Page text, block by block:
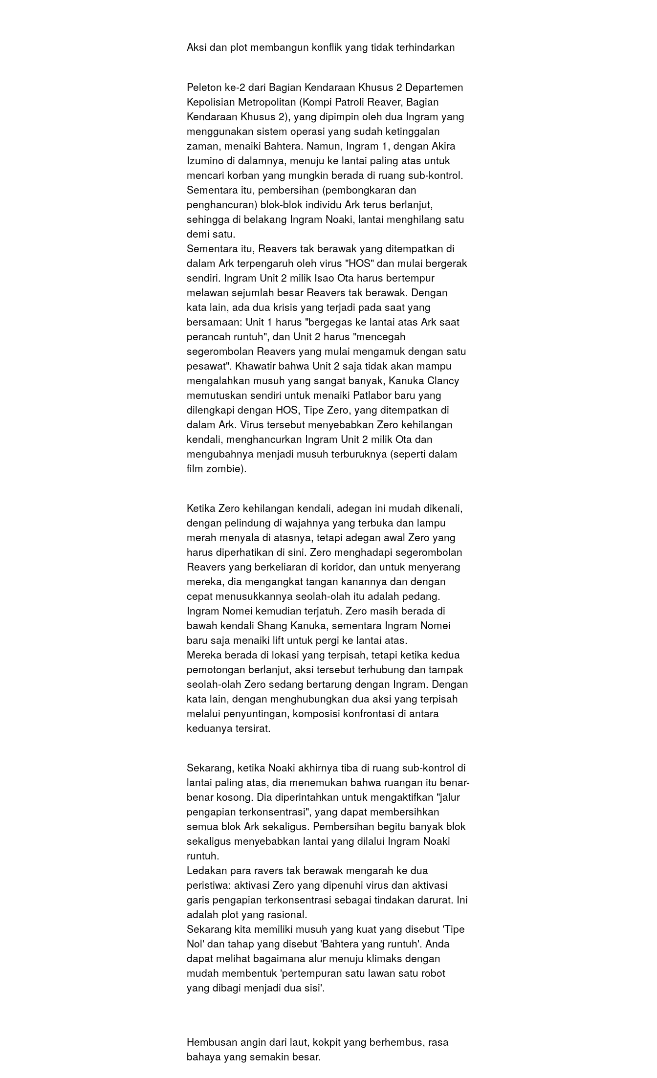
Aksi dan plot membangun konflik yang tidak terhindarkan
Peleton ke-2 dari Bagian Kendaraan Khusus 2 Departemen
Kepolisian Metropolitan (Kompi Patroli Reaver, Bagian
Kendaraan Khusus 2), yang dipimpin oleh dua Ingram yang
menggunakan sistem operasi yang sudah ketinggalan
zaman, menaiki Bahtera. Namun, Ingram 1, dengan Akira
Izumino di dalamnya, menuju ke lantai paling atas untuk
mencari korban yang mungkin berada di ruang sub-kontrol.
Sementara itu, pembersihan (pembongkaran dan
penghancuran) blok-blok individu Ark terus berlanjut,
sehingga di belakang Ingram Noaki, lantai menghilang satu
demi satu.
Sementara itu, Reavers tak berawak yang ditempatkan di
dalam Ark terpengaruh oleh virus "HOS" dan mulai bergerak
sendiri. Ingram Unit 2 milik Isao Ota harus bertempur
melawan sejumlah besar Reavers tak berawak. Dengan
kata lain, ada dua krisis yang terjadi pada saat yang
bersamaan: Unit 1 harus "bergegas ke lantai atas Ark saat
perancah runtuh", dan Unit 2 harus "mencegah
segerombolan Reavers yang mulai mengamuk dengan satu
pesawat". Khawatir bahwa Unit 2 saja tidak akan mampu
mengalahkan musuh yang sangat banyak, Kanuka Clancy
memutuskan sendiri untuk menaiki Patlabor baru yang
dilengkapi dengan HOS, Tipe Zero, yang ditempatkan di
dalam Ark. Virus tersebut menyebabkan Zero kehilangan
kendali, menghancurkan Ingram Unit 2 milik Ota dan
mengubahnya menjadi musuh terburuknya (seperti dalam
film zombie).
Ketika Zero kehilangan kendali, adegan ini mudah dikenali,
dengan pelindung di wajahnya yang terbuka dan lampu
merah menyala di atasnya, tetapi adegan awal Zero yang
harus diperhatikan di sini. Zero menghadapi segerombolan
Reavers yang berkeliaran di koridor, dan untuk menyerang
mereka, dia mengangkat tangan kanannya dan dengan
cepat menusukkannya seolah-olah itu adalah pedang.
Ingram Nomei kemudian terjatuh. Zero masih berada di
bawah kendali Shang Kanuka, sementara Ingram Nomei
baru saja menaiki lift untuk pergi ke lantai atas.
Mereka berada di lokasi yang terpisah, tetapi ketika kedua
pemotongan berlanjut, aksi tersebut terhubung dan tampak
seolah-olah Zero sedang bertarung dengan Ingram. Dengan
kata lain, dengan menghubungkan dua aksi yang terpisah
melalui penyuntingan, komposisi konfrontasi di antara
keduanya tersirat.
Sekarang, ketika Noaki akhirnya tiba di ruang sub-kontrol di
lantai paling atas, dia menemukan bahwa ruangan itu benar-
benar kosong. Dia diperintahkan untuk mengaktifkan "jalur
pengapian terkonsentrasi", yang dapat membersihkan
semua blok Ark sekaligus. Pembersihan begitu banyak blok
sekaligus menyebabkan lantai yang dilalui Ingram Noaki
runtuh.
Ledakan para ravers tak berawak mengarah ke dua
peristiwa: aktivasi Zero yang dipenuhi virus dan aktivasi
garis pengapian terkonsentrasi sebagai tindakan darurat. Ini
adalah plot yang rasional.
Sekarang kita memiliki musuh yang kuat yang disebut 'Tipe
Nol' dan tahap yang disebut 'Bahtera yang runtuh'. Anda
dapat melihat bagaimana alur menuju klimaks dengan
mudah membentuk 'pertempuran satu lawan satu robot
yang dibagi menjadi dua sisi'.
Hembusan angin dari laut, kokpit yang berhembus, rasa
bahaya yang semakin besar.